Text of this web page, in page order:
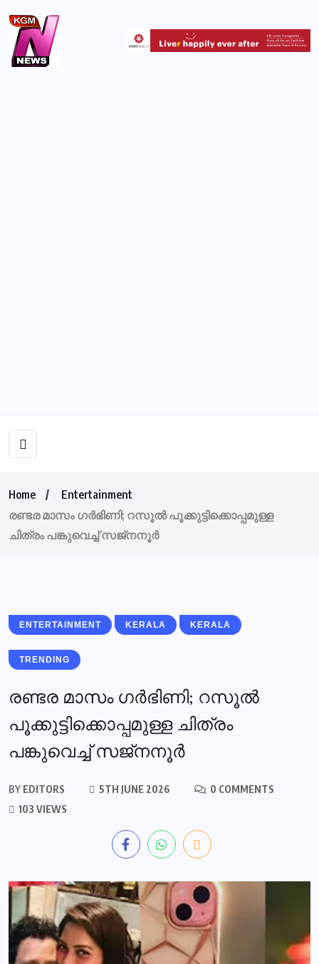
Home
Entertainment
രണ്ടര മാസം ഗര്‍ഭിണി; റസൂല്‍ പൂക്കുട്ടിക്കൊപ്പമുള്ള
ചിത്രം പങ്കുവെച്ച് സജ്‌നനൂര്‍
ENTERTAINMENT KERALA KERALA
TRENDING
രണ്ടര മാസം ഗര്‍ഭിണി; റസൂല്‍
പൂക്കുട്ടിക്കൊപ്പമുള്ള ചിത്രം
പങ്കുവെച്ച് സജ്‌നനൂര്‍
BY EDITORS 5TH JUNE 2026
0 COMMENTS
103 VIEWS